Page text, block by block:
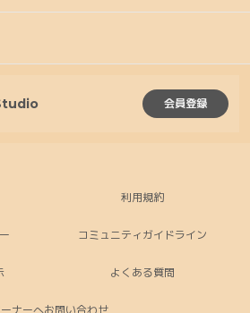
会員登録
利用規約
コミュニティガイドライン
よくある質問
ナーへお問い合わせ